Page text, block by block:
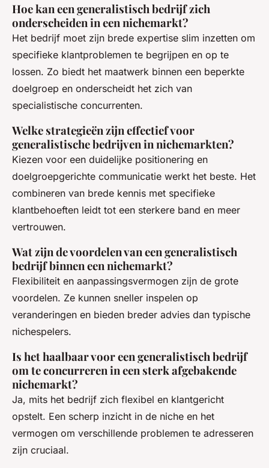
Hoe kan een generalistisch bedrijf zich
onderscheiden in een nichemarkt?
Het bedrijf moet zijn brede expertise slim inzetten om
specifieke klantproblemen te begrijpen en op te
lossen. Zo biedt het maatwerk binnen een beperkte
doelgroep en onderscheidt het zich van
specialistische concurrenten.
Welke strategieën zijn effectief voor
generalistische bedrijven in nichemarkten?
Kiezen voor een duidelijke positionering en
doelgroepgerichte communicatie werkt het beste. Het
combineren van brede kennis met specifieke
klantbehoeften leidt tot een sterkere band en meer
vertrouwen.
Wat zijn de voordelen van een generalistisch
bedrijf binnen een nichemarkt?
Flexibiliteit en aanpassingsvermogen zijn de grote
voordelen. Ze kunnen sneller inspelen op
veranderingen en bieden breder advies dan typische
nichespelers.
Is het haalbaar voor een generalistisch bedrijf
om te concurreren in een sterk afgebakende
nichemarkt?
Ja, mits het bedrijf zich flexibel en klantgericht
opstelt. Een scherp inzicht in de niche en het
vermogen om verschillende problemen te adresseren
zijn cruciaal.